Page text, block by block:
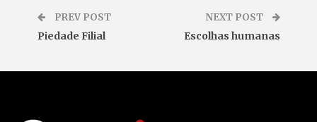
PREV POST
Piedade Filial
NEXT POST
Escolhas humanas